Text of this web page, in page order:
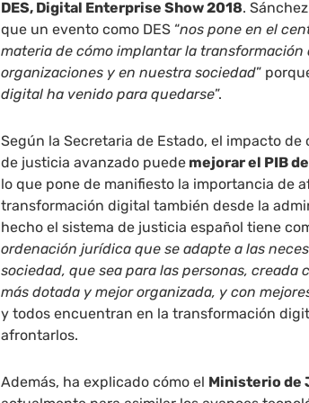
DES, Digital Enterprise Show 2018.
que un evento como DES “nos pone en el
materia de cómo implantar la
organizaciones y en nuestra sociedad”
digital ha venido para quedarse”.
Según la Secretaria de Estado, el impacto
de justicia avanzado puede mejorar el PIB
lo que pone de manifiesto la importancia de
transformación digital también desde la
hecho el sistema de justicia español tiene
ordenación jurídica que se adapte a las
sociedad, que sea para las personas, creada
más dotada y mejor organizada, y con
y todos encuentran en la transformación
afrontarlos.
Además, ha explicado cómo el Ministerio de